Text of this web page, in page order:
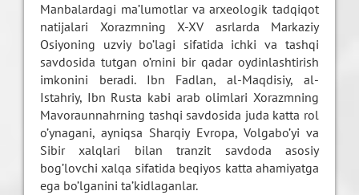
Manbalardagi ma’lumotlar va arxeologik tadqiqot
natijalari Xorazmning X-XV asrlarda Markaziy
Osiyoning uzviy bo’lagi sifatida ichki va tashqi
savdosida tutgan o’rnini bir qadar oydinlashtirish
imkonini beradi. Ibn Fadlan, al-Maqdisiy, al-
Istahriy, Ibn Rusta kabi arab olimlari Xorazmning
Mavoraunnahrning tashqi savdosida juda katta rol
o’ynagani, ayniqsa Sharqiy Evropa, Volgabo’yi va
Sibir xalqlari bilan tranzit savdoda asosiy
bog’lovchi xalqa sifatida beqiyos katta ahamiyatga
ega bo’lganini ta’kidlaganlar.